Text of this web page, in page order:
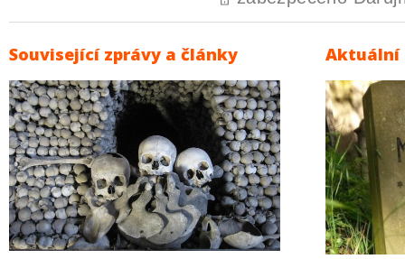
Související zprávy a články Aktuální